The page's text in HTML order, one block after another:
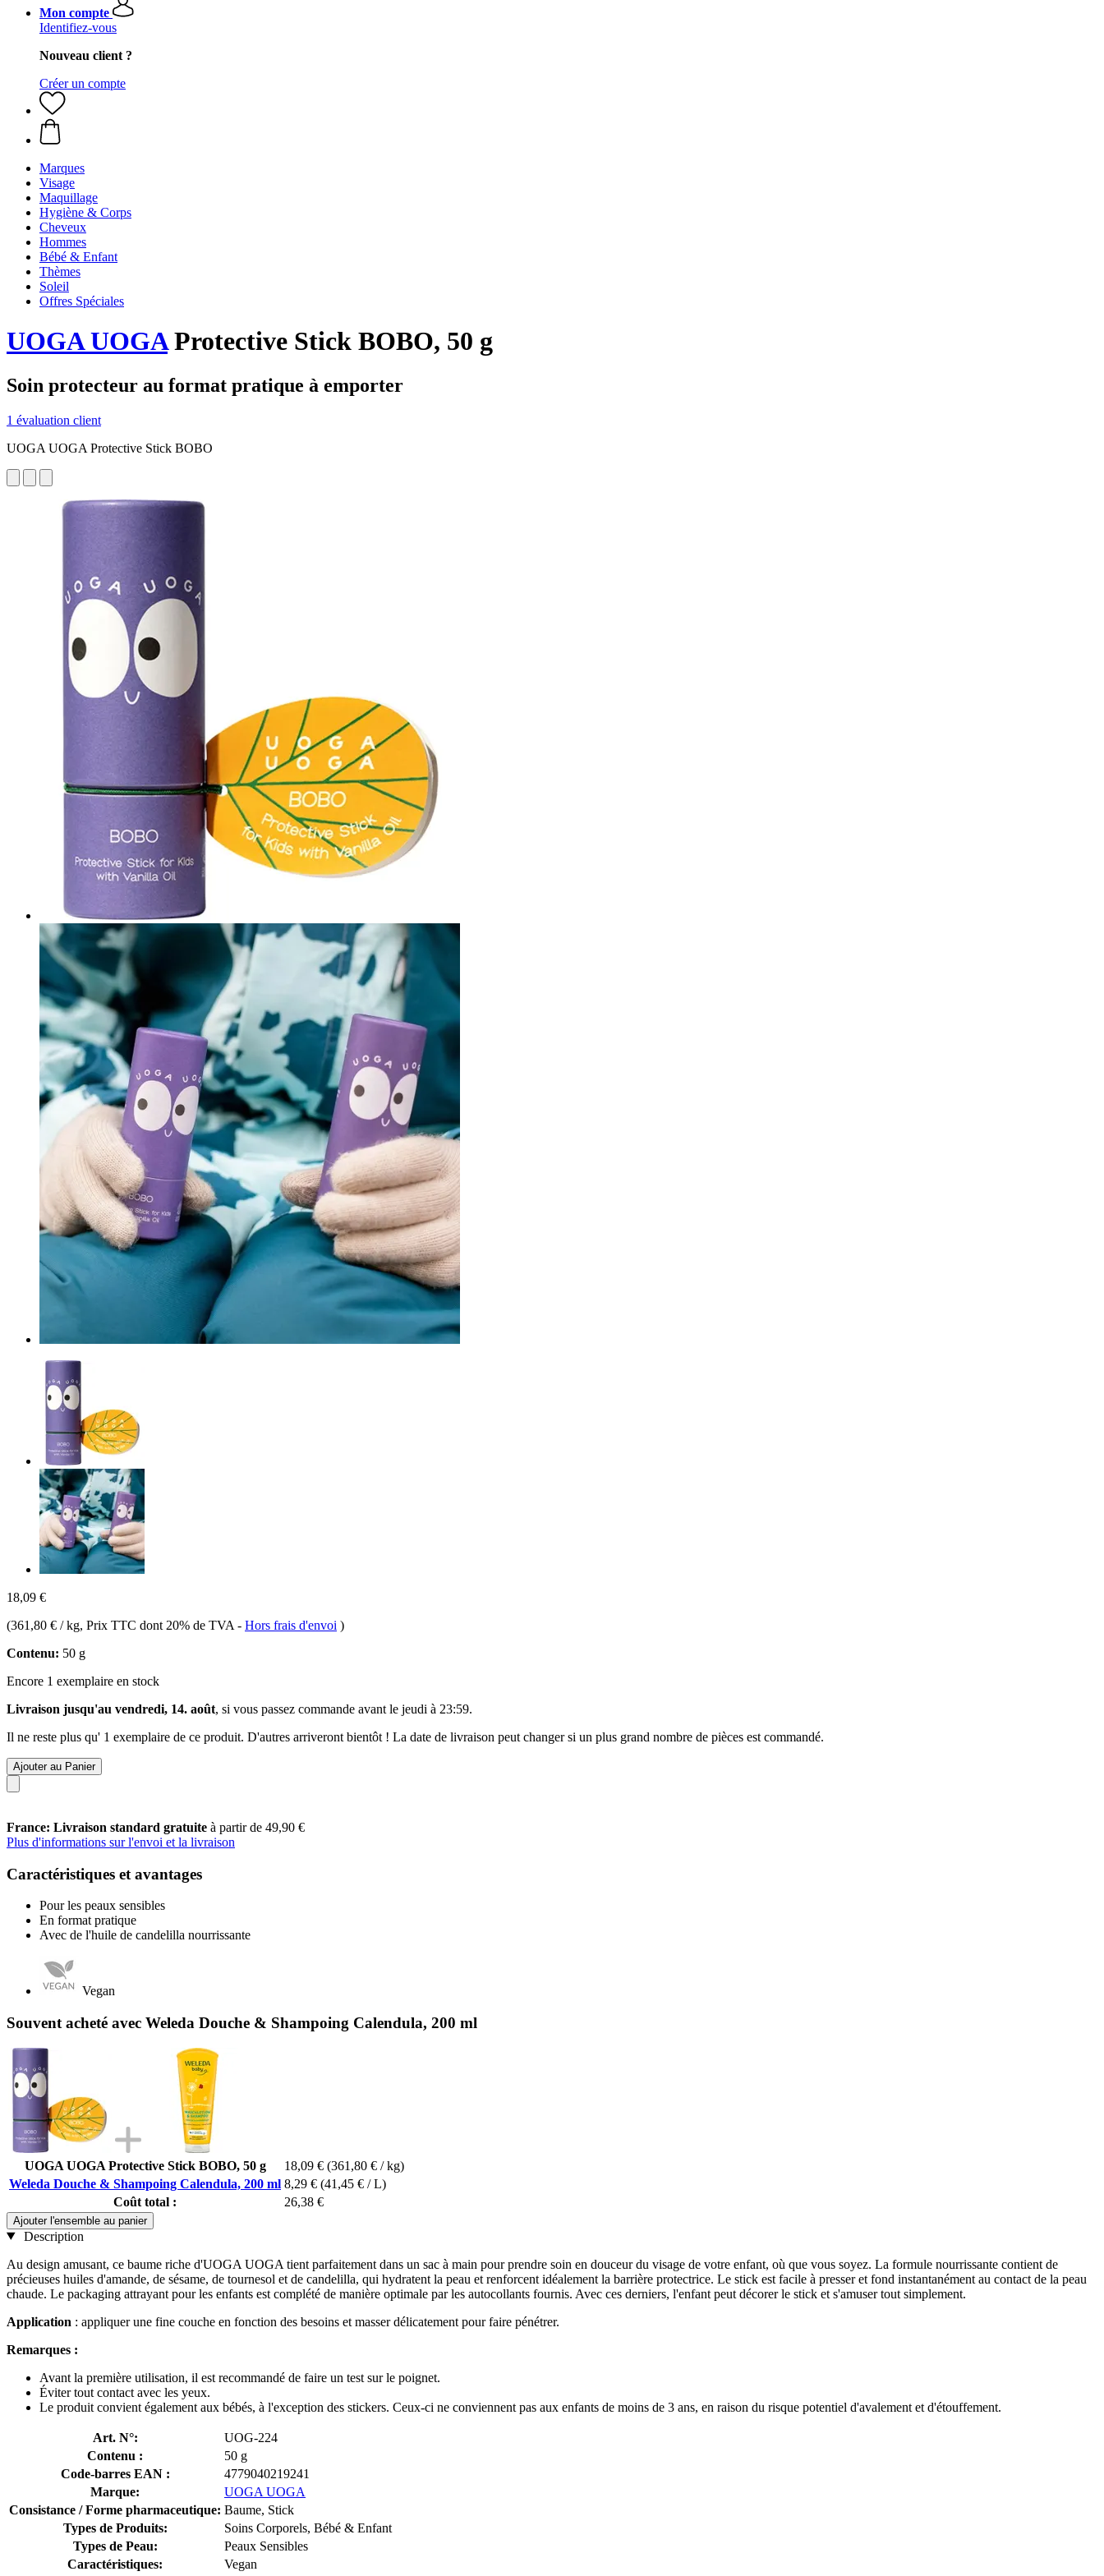
Mon compte
Identifiez-vous
Nouveau client ?
Créer un compte
Marques
Visage
Maquillage
Hygiène & Corps
Cheveux
Hommes
Bébé & Enfant
Thèmes
Soleil
Offres Spéciales
UOGA UOGAProtective Stick BOBO, 50 g
Soin protecteur au format pratique à emporter
1 évaluation client
UOGA UOGA Protective Stick BOBO
18,09 €
(361,80 € / kg, Prix TTC dont 20% de TVA - Hors frais d'envoi )
Contenu: 50 g
Encore 1 exemplaire en stock
Livraison jusqu'au vendredi, 14. août, si vous passez commande avant le jeudi à 23:59.
Il ne reste plus qu' 1 exemplaire de ce produit. D'autres arriveront bientôt ! La date de livraison peut changer si un plus grand nombre de pièces est commandé.
Ajouter au Panier
France: Livraison standard gratuite à partir de 49,90 €
Plus d'informations sur l'envoi et la livraison
Caractéristiques et avantages
Pour les peaux sensibles
En format pratique
Avec de l'huile de candelilla nourrissante
Vegan
Souvent acheté avec Weleda Douche & Shampoing Calendula, 200 ml
UOGA UOGA Protective Stick BOBO, 50 g 18,09 € (361,80 € / kg)
Weleda Douche & Shampoing Calendula, 200 ml 8,29 € (41,45 € / L)
Coût total :
26,38 €
Ajouter l'ensemble au panier
Description
Au design amusant, ce baume riche d'UOGA UOGA tient parfaitement dans un sac à main pour prendre soin en douceur du visage de votre enfant, où que vous soyez. La formule nourrissante contient de
précieuses huiles d'amande, de sésame, de tournesol et de candelilla, qui hydratent la peau et renforcent idéalement la barrière protectrice. Le stick est facile à presser et fond instantanément au contact de la peau
chaude. Le packaging attrayant pour les enfants est complété de manière optimale par les autocollants fournis. Avec ces derniers, l'enfant peut décorer le stick et s'amuser tout simplement.
Application : appliquer une fine couche en fonction des besoins et masser délicatement pour faire pénétrer.
Remarques :
Avant la première utilisation, il est recommandé de faire un test sur le poignet.
Éviter tout contact avec les yeux.
Le produit convient également aux bébés, à l'exception des stickers. Ceux-ci ne conviennent pas aux enfants de moins de 3 ans, en raison du risque potentiel d'avalement et d'étouffement.
Art. N°:
UOG-224
Contenu :
50 g
Code-barres EAN :
4779040219241
Marque:
UOGA UOGA
Consistance / Forme pharmaceutique: Baume, Stick
Types de Produits:
Soins Corporels, Bébé & Enfant
Types de Peau:
Peaux Sensibles
Caractéristiques:
Vegan